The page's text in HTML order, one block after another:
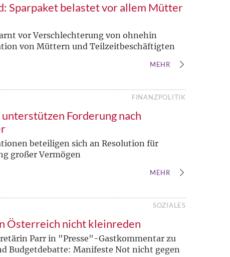
Sparpaket belastet vor allem Mütter
vor Verschlechterung von ohnehin
von Müttern und Teilzeitbeschäftigten
MEHR
FINANZPOLITIK
Forderung nach
beteiligen sich an Resolution für
großer Vermögen
MEHR
SOZIALES
Österreich nicht kleinreden
Parr in "Presse"-Gastkommentar zu
Budgetdebatte: Manifeste Not nicht gegen